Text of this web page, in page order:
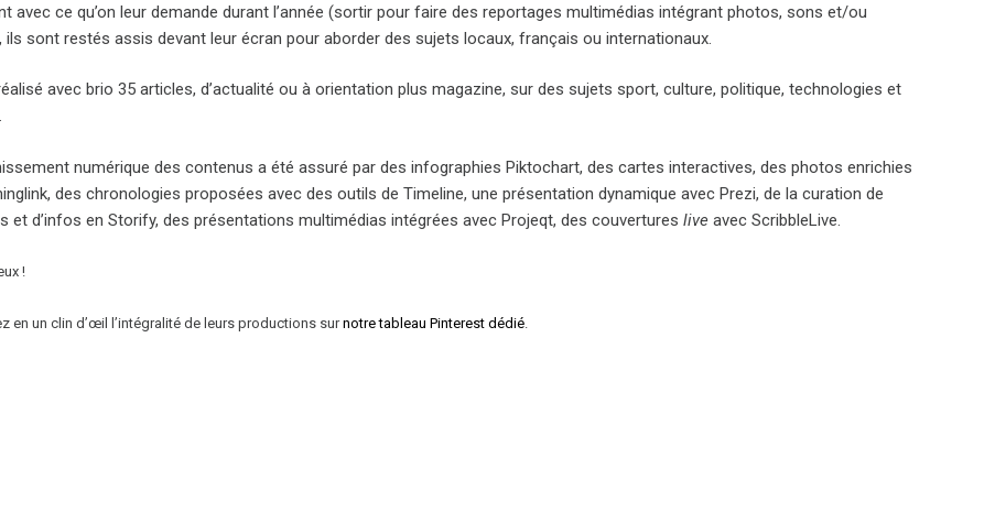
avec ce qu’on leur demande durant l’année (sortir pour faire des reportages multimédias intégrant photos, sons et/ou
ils sont restés assis devant leur écran pour aborder des sujets locaux, français ou internationaux.
avec brio 35 articles, d’actualité ou à orientation plus magazine, sur des sujets sport, culture, politique, technologies et
numérique des contenus a été assuré par des infographies Piktochart, des cartes interactives, des photos enrichies
des chronologies proposées avec des outils de Timeline, une présentation dynamique avec Prezi, de la curation de
et d’infos en Storify, des présentations multimédias intégrées avec Projeqt, des couvertureslive avec ScribbleLive.
!
en un clin d’œil l’intégralité de leurs productions surnotre tableau Pinterest dédié